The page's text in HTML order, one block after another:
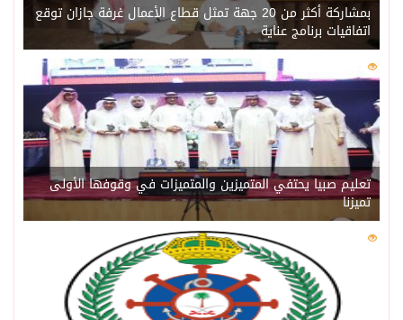
بمشاركة أكثر من 20 جهة تمثل قطاع الأعمال غرفة جازان توقع
اتفاقيات برنامج عناية
217
تعليم صبيا يحتفي المتميزين والمتميزات في وقوفها الأولى
تميزنا
211